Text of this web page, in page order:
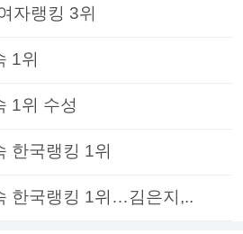
자랭킹 3위
1위
1위 수성
한국랭킹 1위
한국랭킹 1위…김은지,..